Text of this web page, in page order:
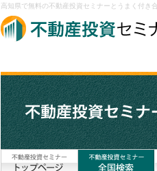
高知県で無料の不動産投資セミナーとうまく付き